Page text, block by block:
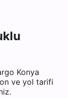
Konya
ve yol tarifi